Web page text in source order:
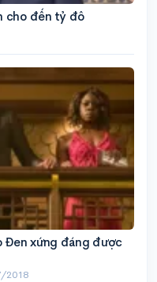
cho đến tỷ đô
Đen xứng đáng được
2018